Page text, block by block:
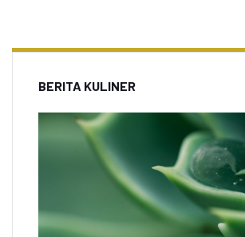
BERITA KULINER